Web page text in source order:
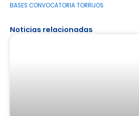
BASES CONVOCATORIA TORRIJOS
Noticias relacionadas